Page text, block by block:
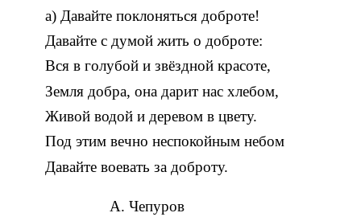
а) Давайте поклоняться доброте!
Давайте с думой жить о доброте:
Вся в голубой и звёздной красоте,
Земля добра, она дарит нас хлебом,
Живой водой и деревом в цвету.
Под этим вечно неспокойным небом
Давайте воевать за доброту.
А. Чепуров